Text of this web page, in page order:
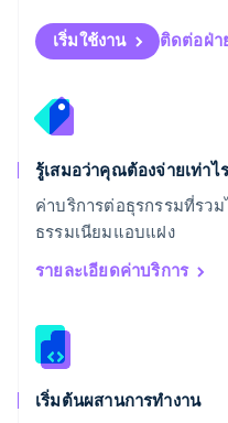
เริ่มใช้งาน ติดต่อฝ่า
รู้เสมอว่าคุณต้องจ่ายเท่าไร
ค่าบริการต่อธุรกรรมที่รว
ธรรมเนียมแอบแฝง
รายละเอียดค่าบริการ
เริ่มต้นผสานการทำงาน
EnglishItaliano
สวิตเซอร์แลนด์
สวีเดน
Svenska
EnglishEspañol简体中文
สหรัฐอาหรับเอมิเรตส์
English
สหราชอาณาจักร
English
สิงคโปร์
ออสเตรเลีย
English